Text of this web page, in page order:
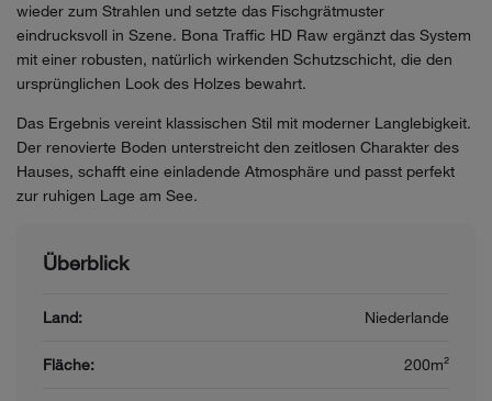
wieder zum Strahlen und setzte das Fischgrätmuster
eindrucksvoll in Szene. Bona Traffic HD Raw ergänzt das System
mit einer robusten, natürlich wirkenden Schutzschicht, die den
ursprünglichen Look des Holzes bewahrt.
Das Ergebnis vereint klassischen Stil mit moderner Langlebigkeit.
Der renovierte Boden unterstreicht den zeitlosen Charakter des
Hauses, schafft eine einladende Atmosphäre und passt perfekt
zur ruhigen Lage am See.
Überblick
Land: Niederlande
Fläche: 200m²